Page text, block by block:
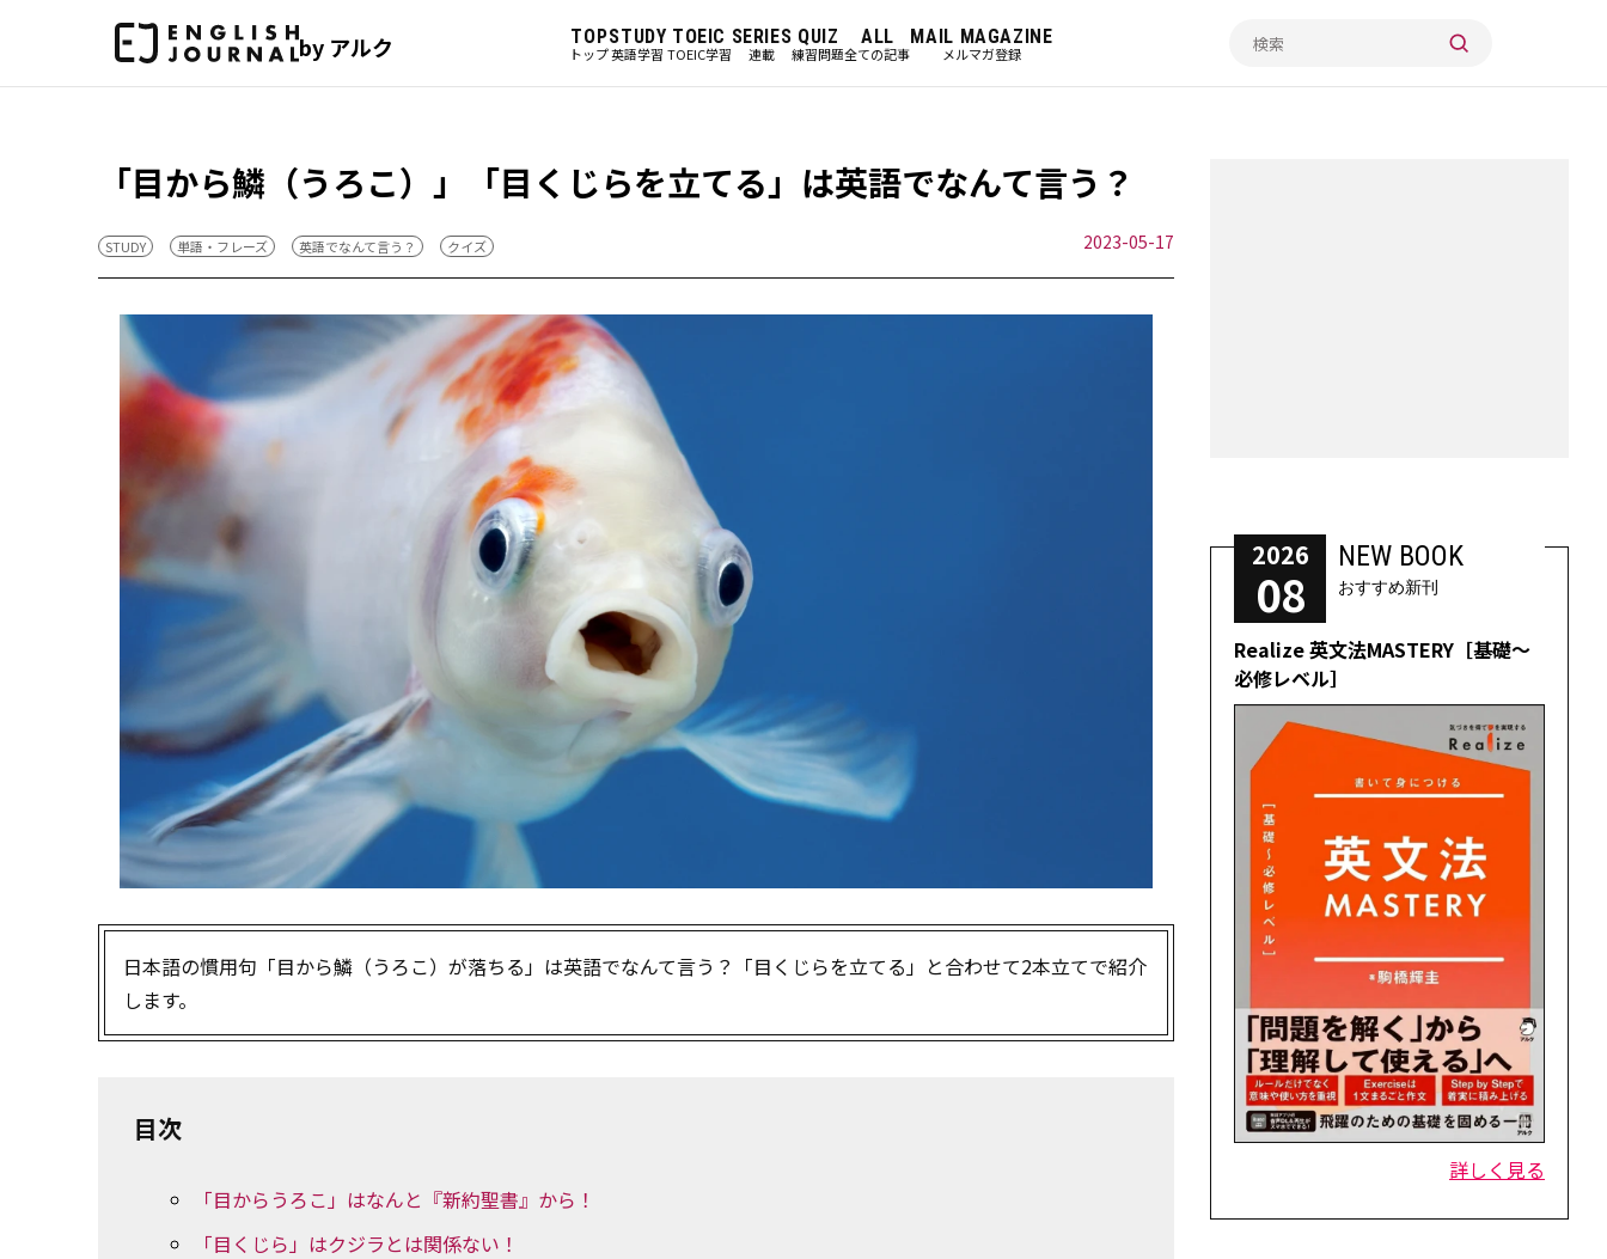
by アルク TOP
トップ
STUDY
英語学習
TOEIC
TOEIC学習
SERIES
連載
QUIZ
練習問題
ALL
全ての記事
MAIL MAGAZINE
メルマガ登録
「目から鱗（うろこ）」「目くじらを立てる」は英語でなんて言う？
STUDY 単語・フレーズ 英語でなんて言う？ クイズ 2023-05-17
日本語の慣用句「目から鱗（うろこ）が落ちる」は英語でなんて言う？「目くじらを立てる」と合わせて2本立てで紹介
します。
目次
「目からうろこ」はなんと『新約聖書』から！
「目くじら」はクジラとは関係ない！
2026
08
NEW BOOK
おすすめ新刊
Realize 英文法MASTERY［基礎～
必修レベル］
詳しく見る